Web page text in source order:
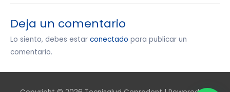
Deja un comentario
Lo siento, debes estar conectado para publicar un
comentario.